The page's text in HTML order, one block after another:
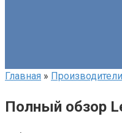
Главная »
Полный обзор